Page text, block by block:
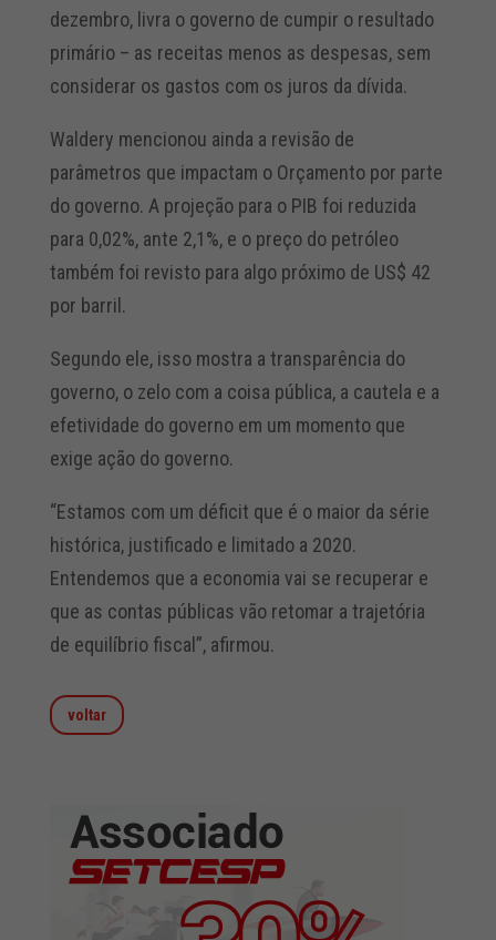
dezembro, livra o governo de cumpir o resultado
primário – as receitas menos as despesas, sem
considerar os gastos com os juros da dívida.
Waldery mencionou ainda a revisão de
parâmetros que impactam o Orçamento por parte
do governo. A projeção para o PIB foi reduzida
para 0,02%, ante 2,1%, e o preço do petróleo
também foi revisto para algo próximo de US$ 42
por barril.
Segundo ele, isso mostra a transparência do
governo, o zelo com a coisa pública, a cautela e a
efetividade do governo em um momento que
exige ação do governo.
“Estamos com um déficit que é o maior da série
histórica, justificado e limitado a 2020.
Entendemos que a economia vai se recuperar e
que as contas públicas vão retomar a trajetória
de equilíbrio fiscal”, afirmou.
voltar